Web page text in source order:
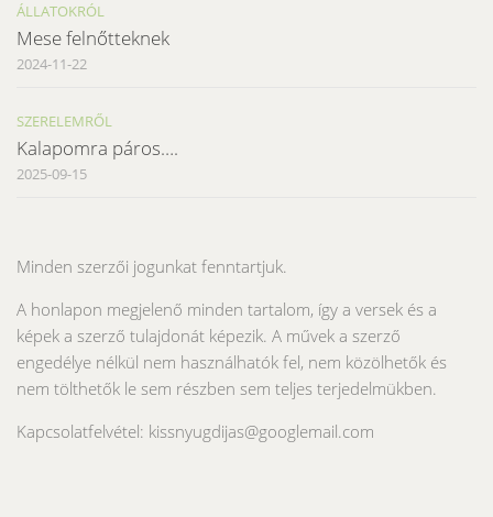
ÁLLATOKRÓL
Mese felnőtteknek
2024-11-22
SZERELEMRŐL
Kalapomra páros….
2025-09-15
Minden szerzői jogunkat fenntartjuk.
A honlapon megjelenő minden tartalom, így a versek és a
képek a szerző tulajdonát képezik. A művek a szerző
engedélye nélkül nem használhatók fel, nem közölhetők és
nem tölthetők le sem részben sem teljes terjedelmükben.
Kapcsolatfelvétel: kissnyugdijas@googlemail.com